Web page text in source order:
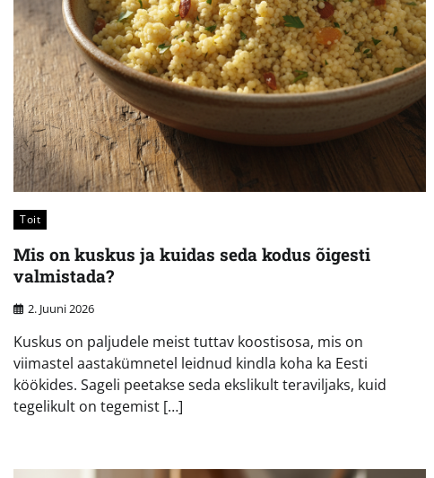
Toit
Mis on kuskus ja kuidas seda kodus õigesti
valmistada?
2. Juuni 2026
Kuskus on paljudele meist tuttav koostisosa, mis on
viimastel aastakümnetel leidnud kindla koha ka Eesti
köökides. Sageli peetakse seda ekslikult teraviljaks, kuid
tegelikult on tegemist […]